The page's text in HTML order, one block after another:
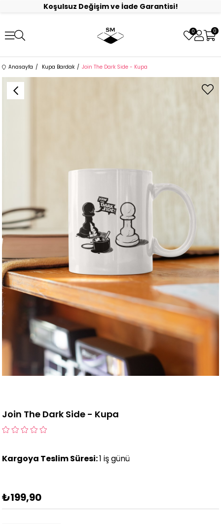
Koşulsuz Değişim ve İade Garantisi!
0 0
Anasayfa Kupa Bardak Join The Dark Side - Kupa
Join The Dark Side - Kupa
Kargoya Teslim Süresi:1 iş günü
₺199,90